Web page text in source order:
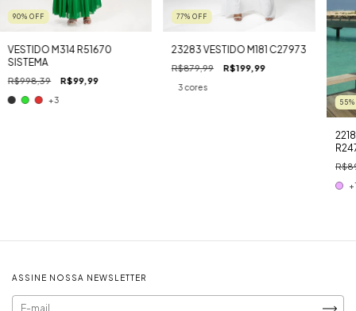
90% OFF
VESTIDO M314 R51670
SISTEMA
R$998,39 R$99,99
+3
77% OFF
23283 VESTIDO M181 C27973
R$879,99 R$199,99
3 cores
55
ASSINE NOSSA NEWSLETTER